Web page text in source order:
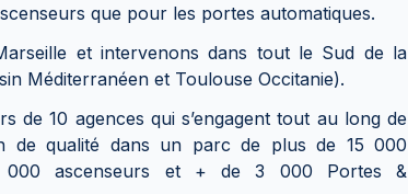
que pour les portes automatiques.
et intervenons dans tout le Sud de la
Méditerranéen et Toulouse Occitanie).
de 10 agences qui s’engagent tout au long de
de qualité dans un parc de plus de 15 000
000 ascenseurs et + de 3 000 Portes &